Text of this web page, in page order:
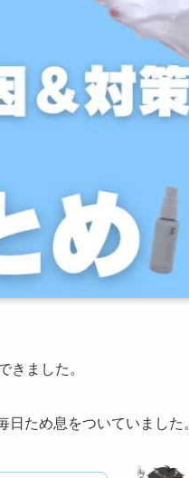
ました。
日ため息をついていました。